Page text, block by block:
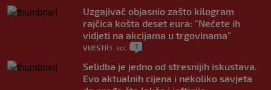
Uzgajivač objasnio zašto kilogram
rajčica košta deset eura: "Nećete ih
vidjeti na akcijama u trgovinama"
VIJESTI 3. kol. 7
Selidba je jedno od stresnijih iskustava.
Evo aktualnih cijena i nekoliko savjeta